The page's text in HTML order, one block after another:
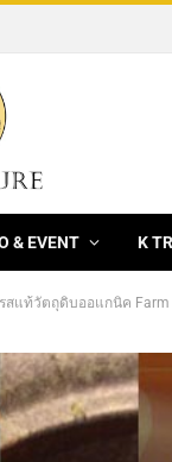
& EVENT K
กนิค Farm to Table ที่ สมูท